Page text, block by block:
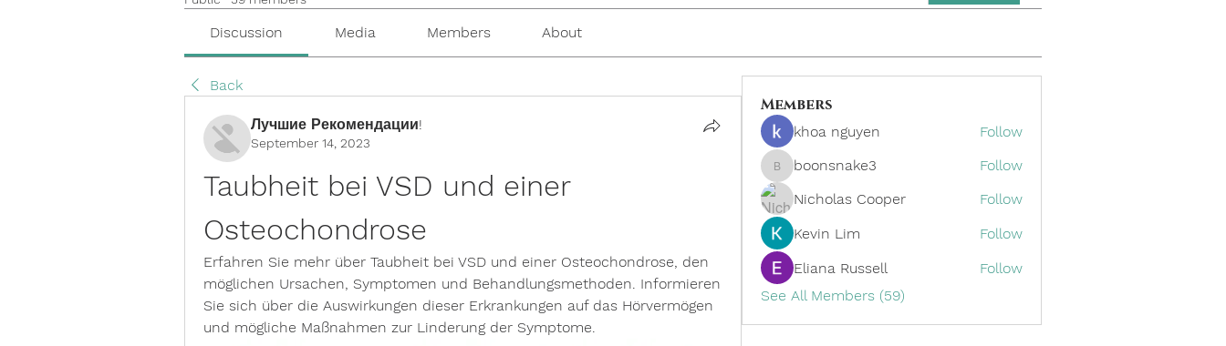
Discussion Media Members About
Back
Лучшие Рекомендации!
September 14, 2023
Taubheit bei VSD und einer
Osteochondrose
Erfahren Sie mehr über Taubheit bei VSD und einer Osteochondrose, den
möglichen Ursachen, Symptomen und Behandlungsmethoden. Informieren
Sie sich über die Auswirkungen dieser Erkrankungen auf das Hörvermögen
und mögliche Maßnahmen zur Linderung der Symptome.
Members
khoa nguyen Follow
boonsnake3
boonsnake3
Follow
Nicholas Cooper
Follow
Kevin Lim
Follow
Eliana Russell
Follow
See All Members (59)